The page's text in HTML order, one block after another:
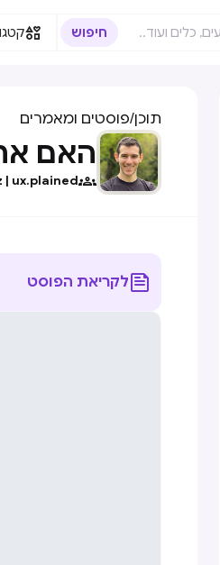

תוכן/פוסטים ומאמרים
האם

| ux.plained
לקריאת הפוסט